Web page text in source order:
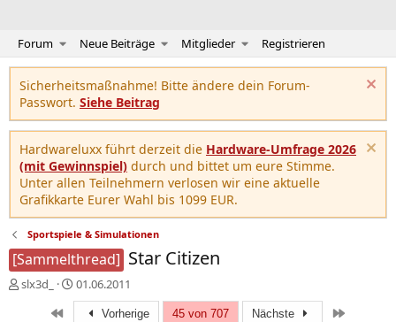
Forum Neue Beiträge Mitglieder Registrieren
Sicherheitsmaßnahme! Bitte ändere dein Forum-
Passwort. Siehe Beitrag
Hardwareluxx führt derzeit die Hardware-Umfrage 2026
(mit Gewinnspiel) durch und bittet um eure Stimme.
Unter allen Teilnehmern verlosen wir eine aktuelle
Grafikkarte Eurer Wahl bis 1099 EUR.
Sportspiele & Simulationen
[Sammelthread] Star Citizen
E
slx3d_
E
r
01.06.2011
Erste Vorherige 45 von 707 Nächste